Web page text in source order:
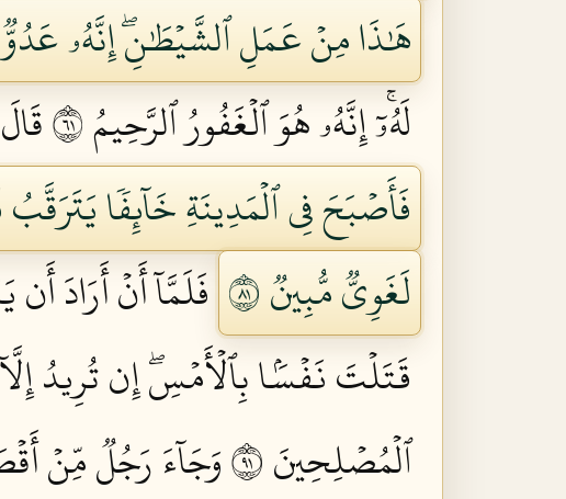
هَٰذَا مِنۡ عَمَلِ ٱلشَّيۡطَٰنِۖ إِنَّهُۥ عَدُوّٞ
لَهُۥٓۚ إِنَّهُۥ هُوَ ٱلۡغَفُورُ ٱلرَّحِيمُ ١٦
فَأَصۡبَحَ فِي ٱلۡمَدِينَةِ خَآئِفٗا
لَغَوِيّٞ مُّبِينٞ ١٨
فَلَمَّآ أَنۡ أَرَادَ
قَتَلۡتَ نَفۡسَۢا بِٱلۡأَمۡسِۖ إِن تُرِيدُ
ٱلۡمُصۡلِحِينَ ١٩
وَجَآءَ رَجُلٞ مِّنۡ